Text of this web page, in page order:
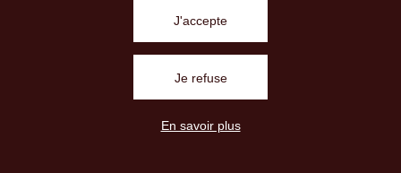
J'accepte
Je refuse
En savoir plus